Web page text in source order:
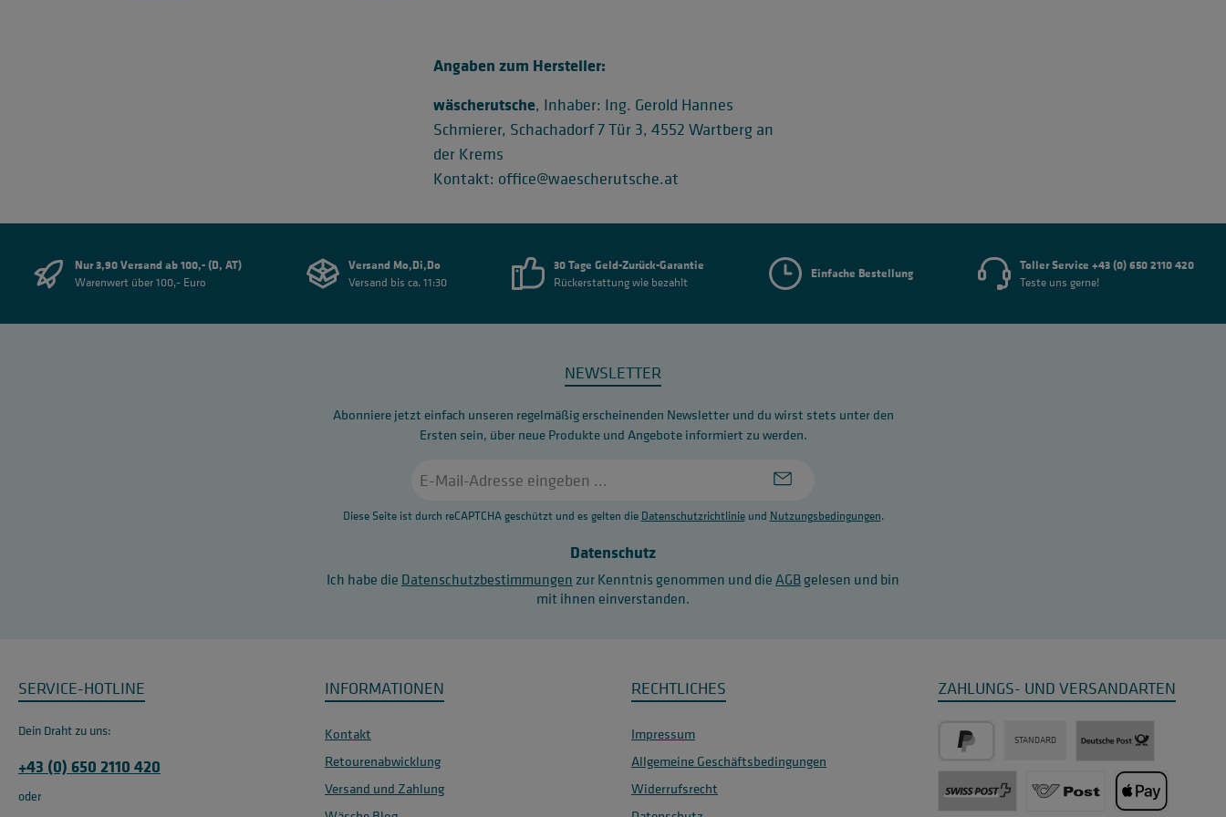
Angaben zum Hersteller:
wäscherutsche, Inhaber: Ing. Gerold Hannes
Schmierer, Schachadorf 7 Tür 3, 4552 Wartberg an
der Krems
Kontakt: office@waescherutsche.at
Nur 3,90 Versand ab 100,- (D, AT)
Warenwert über 100,- Euro
Versand Mo,Di,Do
Versand bis ca. 11:30
30 Tage Geld-Zurück-Garantie
Rückerstattung wie bezahlt
Einfache Bestellung
Toller Service +43 (0) 650 2110 420
Teste uns gerne!
NEWSLETTER
Abonniere jetzt einfach unseren regelmäßig erscheinenden Newsletter und du wirst stets unter den
Ersten sein, über neue Produkte und Angebote informiert zu werden.
Mail-
Diese Seite ist durch reCAPTCHA geschützt und es gelten die Datenschutzrichtlinieund Nutzungsbedingungen.
Datenschutz
Ich habe die Datenschutzbestimmungen zur Kenntnis genommen und dieAGBgelesen und bin
mit ihnen einverstanden.
SERVICE-HOTLINE
Dein Draht zu uns:
+43 (0) 650 2110 420
oder
INFORMATIONEN
Kontakt
Retourenabwicklung
Versand und Zahlung
RECHTLICHES
Impressum
Allgemeine Geschäftsbedingungen
Widerrufsrecht
ZAHLUNGS- UND VERSANDARTEN
PayPal
STANDARD
Post / DHL Deutschland